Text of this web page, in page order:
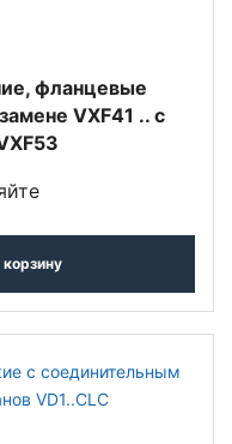
фланцевые
VXF41 .. с
корзину